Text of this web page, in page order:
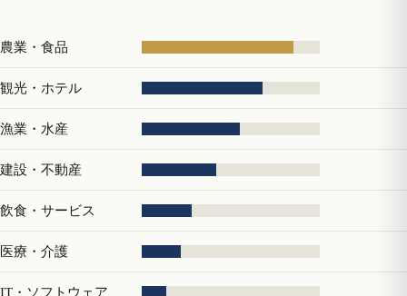
農業・食品
観光・ホテル
漁業・水産
建設・不動産
飲食・サービス
医療・介護
IT・ソフトウェア